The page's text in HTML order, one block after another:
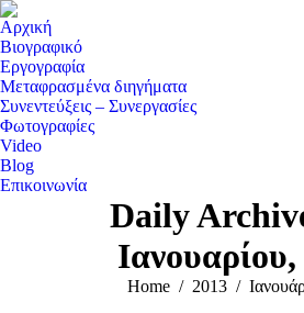
Αρχική
Βιογραφικό
Εργογραφία
Μεταφρασμένα διηγήματα
Συνεντεύξεις – Συνεργασίες
Φωτογραφίες
Video
Blog
Επικοινωνία
Daily
You are here:
Home 2013